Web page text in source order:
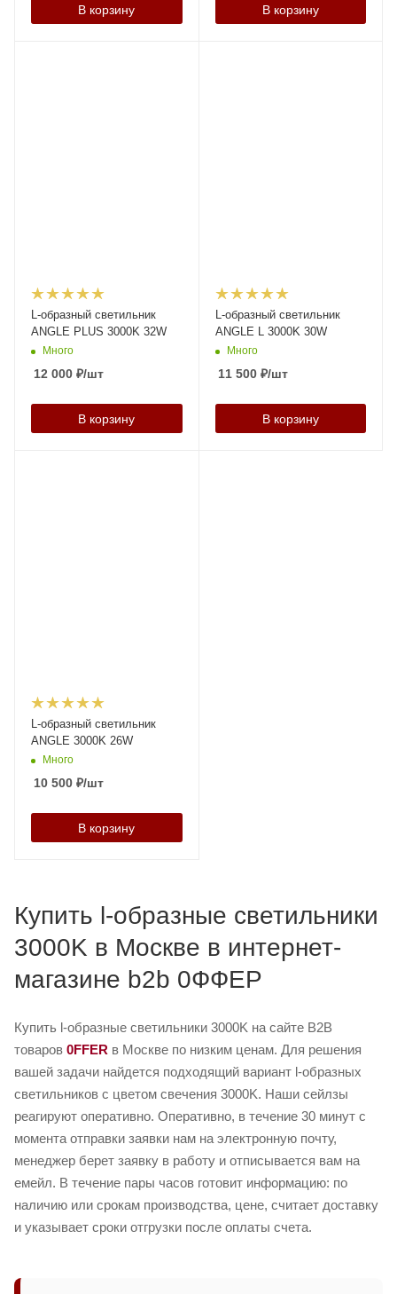
В корзину В корзину
L-образный светильник
ANGLE PLUS 3000K 32W
Много
12 000 ₽/шт
В корзину
L-образный светильник
ANGLE L 3000K 30W
Много
11 500₽/шт
В корзину
L-образный светильник
ANGLE 3000K 26W
Много
10 500 ₽/шт
В корзину
Купить l-образные светильники
3000K в Москве в интернет-
магазине b2b 0ФФЕР
Купить l-образные светильники 3000K на сайте B2B
товаров 0FFER в Москве по низким ценам. Для решения
вашей задачи найдется подходящий вариант l-образных
светильников с цветом свечения 3000K. Наши сейлзы
реагируют оперативно. Оперативно, в течение 30 минут с
момента отправки заявки нам на электронную почту,
менеджер берет заявку в работу и отписывается вам на
емейл. В течение пары часов готовит информацию: по
наличию или срокам производства, цене, считает доставку
и указывает сроки отгрузки после оплаты счета.